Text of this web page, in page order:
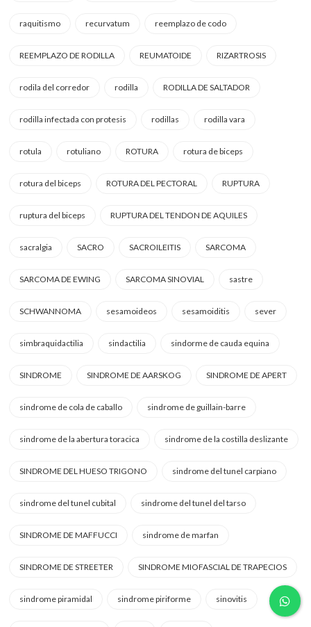
raquitismo recurvatum reemplazo de codo
REEMPLAZO DE RODILLA REUMATOIDE RIZARTROSIS
rodila del corredor rodilla RODILLA DE SALTADOR
rodilla infectada con protesis rodillas rodilla vara
rotula rotuliano ROTURA rotura de biceps
rotura del biceps ROTURA DEL PECTORAL RUPTURA
ruptura del biceps RUPTURA DEL TENDON DE AQUILES
sacralgia SACRO SACROILEITIS SARCOMA
SARCOMA DE EWING SARCOMA SINOVIAL sastre
SCHWANNOMA sesamoideos sesamoiditis sever
simbraquidactilia sindactilia sindorme de cauda equina
SINDROME SINDROME DE AARSKOG SINDROME DE APERT
sindrome de cola de caballo sindrome de guillain-barre
sindrome de la abertura toracica sindrome de la costilla deslizante
SINDROME DEL HUESO TRIGONO sindrome del tunel carpiano
sindrome del tunel cubital sindrome del tunel del tarso
SINDROME DE MAFFUCCI sindrome de marfan
SINDROME DE STREETER SINDROME MIOFASCIAL DE TRAPECIOS
sindrome piramidal sindrome piriforme sinovitis